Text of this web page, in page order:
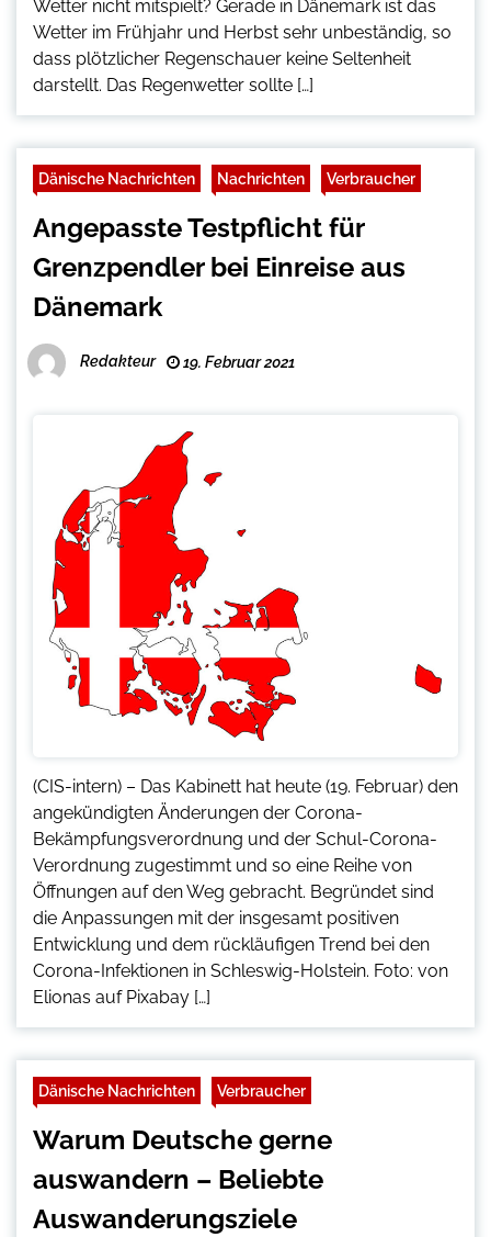
Wetter nicht mitspielt? Gerade in Dänemark ist das
Wetter im Frühjahr und Herbst sehr unbeständig, so
dass plötzlicher Regenschauer keine Seltenheit
darstellt. Das Regenwetter sollte […]
Dänische Nachrichten Nachrichten Verbraucher
Angepasste Testpflicht für
Grenzpendler bei Einreise aus
Dänemark
Redakteur 19. Februar 2021
(CIS-intern) – Das Kabinett hat heute (19. Februar) den
angekündigten Änderungen der Corona-
Bekämpfungsverordnung und der Schul-Corona-
Verordnung zugestimmt und so eine Reihe von
Öffnungen auf den Weg gebracht. Begründet sind
die Anpassungen mit der insgesamt positiven
Entwicklung und dem rückläufigen Trend bei den
Corona-Infektionen in Schleswig-Holstein. Foto: von
Elionas auf Pixabay […]
Dänische Nachrichten Verbraucher
Warum Deutsche gerne
auswandern – Beliebte
Auswanderungsziele